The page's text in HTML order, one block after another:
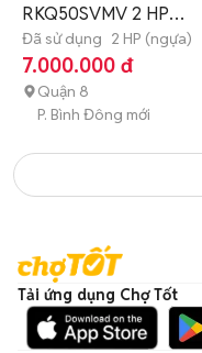
RKQ50SVMV 2 HP
Inverter
Đã sử dụng 2 HP (ngựa)
7.000.000 đ
Quận 8
P. Bình Đông mới
Tải ứng dụng Chợ Tốt